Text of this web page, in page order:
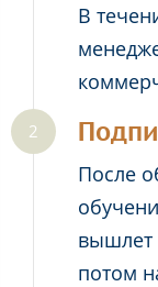
В
После
вышлет
потом